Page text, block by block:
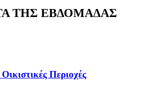
ΤΗΣ ΕΒΔΟΜΑΔΑΣ
Περιοχές